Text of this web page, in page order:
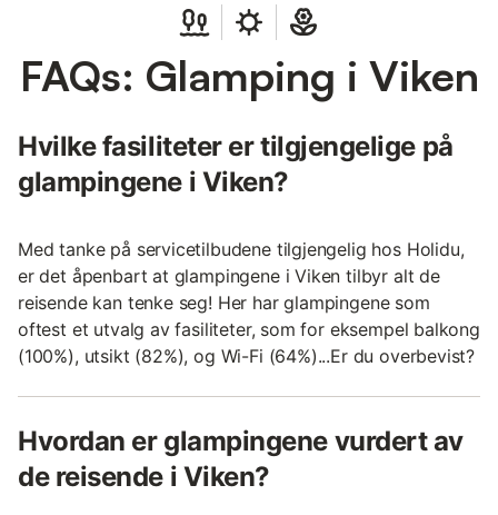
FAQs: Glamping i Viken
Hvilke fasiliteter er tilgjengelige på
glampingene i Viken?
Med tanke på servicetilbudene tilgjengelig hos Holidu,
er det åpenbart at glampingene i Viken tilbyr alt de
reisende kan tenke seg! Her har glampingene som
oftest et utvalg av fasiliteter, som for eksempel balkong
(100%), utsikt (82%), og Wi-Fi (64%)...Er du overbevist?
Hvordan er glampingene vurdert av
de reisende i Viken?